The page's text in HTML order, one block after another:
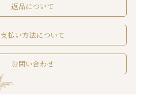
返品について
支払い方法について
お問い合わせ